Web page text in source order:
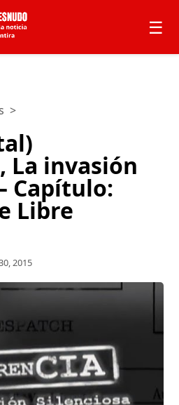
☰
>
La invasión
Capítulo:
Libre
2015